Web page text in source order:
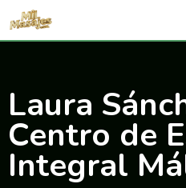
Saltar
Laura
Centro de
Integral